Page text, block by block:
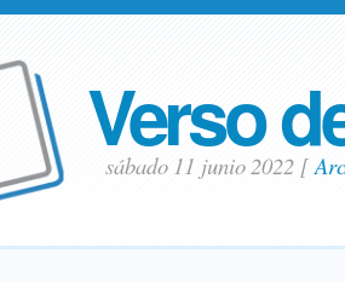
Verso
sábado 11 junio 2022 [